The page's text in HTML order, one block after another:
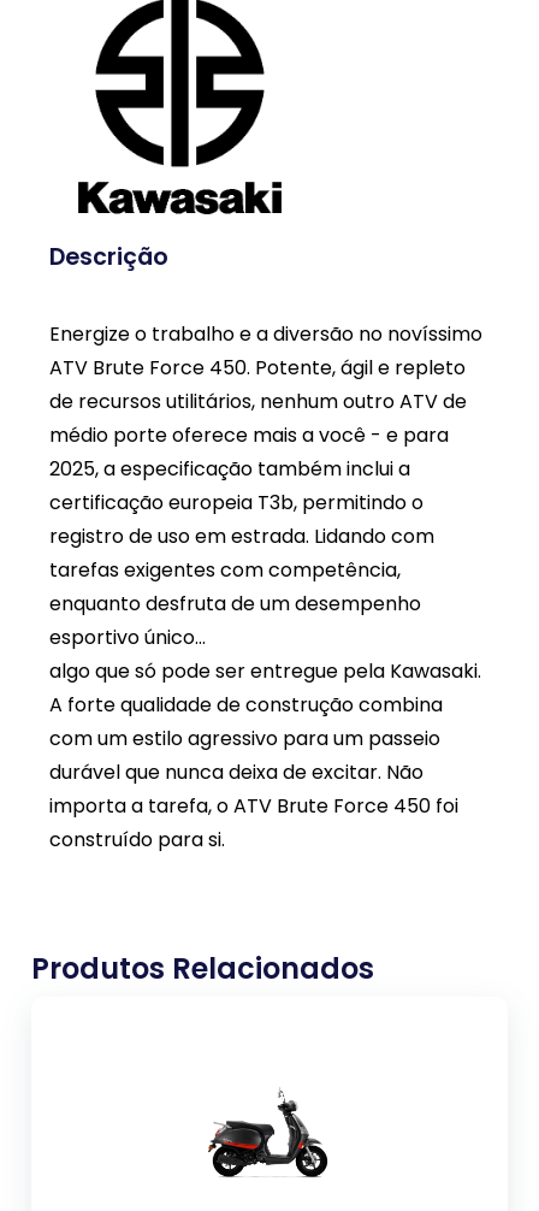
Descrição
Energize o trabalho e a diversão no novíssimo
ATV Brute Force 450. Potente, ágil e repleto
de recursos utilitários, nenhum outro ATV de
médio porte oferece mais a você - e para
2025, a especificação também inclui a
certificação europeia T3b, permitindo o
registro de uso em estrada. Lidando com
tarefas exigentes com competência,
enquanto desfruta de um desempenho
esportivo único...
algo que só pode ser entregue pela Kawasaki.
A forte qualidade de construção combina
com um estilo agressivo para um passeio
durável que nunca deixa de excitar. Não
importa a tarefa, o ATV Brute Force 450 foi
construído para si.
Produtos Relacionados